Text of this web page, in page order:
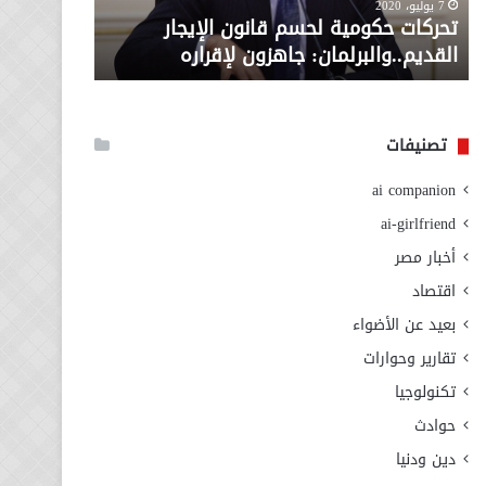
لإقراره
7 يوليو، 2020
تحركات حكومية لحسم قانون الإيجار
القديم..والبرلمان: جاهزون لإقراره
من
وزارة
الاجتماعي
تصنيفات
ai companion
ai-girlfriend
أخبار مصر
اقتصاد
بعيد عن الأضواء
تقارير وحوارات
تكنولوجيا
حوادث
دين ودنيا